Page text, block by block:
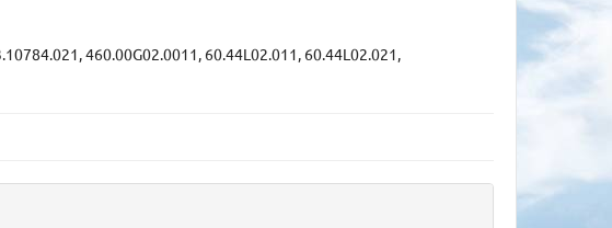
460.00G02.0011, 60.44L02.011, 60.44L02.021,